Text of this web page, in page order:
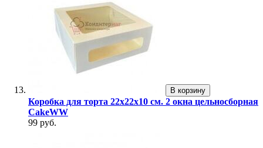
В корзину
Коробка для торта 22х22х10 см. 2 окна цельносборная
CakeWW
99 руб.